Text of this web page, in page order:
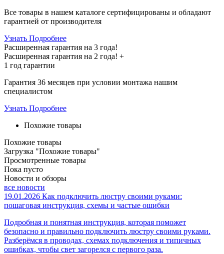
Все товары в нашем каталоге сертифицированы и обладают
гарантией от производителя
Узнать Подробнее
Расширенная гарантия на 3 года!
Расширенная гарантия на 2 года! +
1 год гарантии
Гарантия 36 месяцев при условии монтажа нашим
специалистом
Узнать Подробнее
Похожие товары
Похожие товары
Загрузка "Похожие товары"
Просмотренные товары
Пока пусто
Новости и обзоры
все новости
19.01.2026 Как подключить люстру своими руками:
пошаговая инструкция, схемы и частые ошибки
Подробная и понятная инструкция, которая поможет
безопасно и правильно подключить люстру своими руками.
Разберёмся в проводах, схемах подключения и типичных
ошибках, чтобы свет загорелся с первого раза.